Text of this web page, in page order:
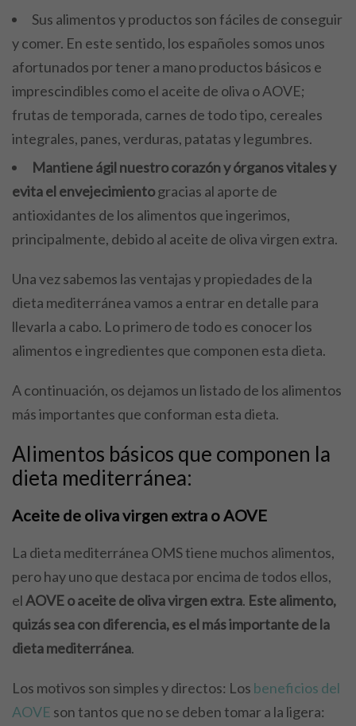
Sus alimentos y productos son fáciles de conseguir
y comer. En este sentido, los españoles somos unos
afortunados por tener a mano productos básicos e
imprescindibles como el aceite de oliva o AOVE;
frutas de temporada, carnes de todo tipo, cereales
integrales, panes, verduras, patatas y legumbres.
Mantiene ágil nuestro corazón y órganos vitales y
evita el envejecimientogracias al aporte de
antioxidantes de los alimentos que ingerimos,
principalmente, debido al aceite de oliva virgen extra.
Una vez sabemos las ventajas y propiedades de la
dieta mediterránea vamos a entrar en detalle para
llevarla a cabo. Lo primero de todo es conocer los
alimentos e ingredientes que componen esta dieta.
A continuación, os dejamos un listado de los alimentos
más importantes que conforman esta dieta.
Alimentos básicos que componen la
dieta mediterránea:
Aceite de oliva virgen extra o AOVE
La dieta mediterránea OMS tiene muchos alimentos,
pero hay uno que destaca por encima de todos ellos,
elAOVE o aceite de oliva virgen extra. Este alimento,
quizás sea con diferencia, es el más importante de la
dieta mediterránea.
Los motivos son simples y directos: Los beneficios del
AOVE son tantos que no se deben tomar a la ligera: